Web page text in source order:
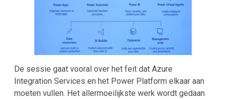
De sessie gaat vooral over het feit dat Azure
Integration Services en het Power Platform elkaar aan
moeten vullen. Het allermoeilijkste werk wordt gedaan